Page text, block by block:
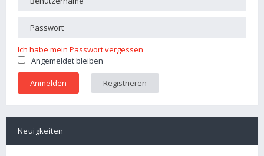
Ich habe mein Passwort vergessen
Angemeldet bleiben
Registrieren
Neuigkeiten